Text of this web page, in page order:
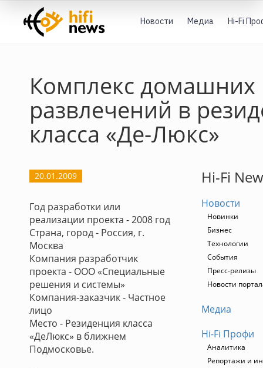
Новости Медиа Hi-Fi
Комплекс домашних
развлечений в
класса «Де-Люкс»
20.01.2009
Год разработки или
реализации проекта - 2008 год
Страна, город - Россия, г.
Москва
Компания разработчик
проекта - ООО «Специальные
решения и системы»
Компания-заказчик - Частное
лицо
Место - Резиденция класса
«ДеЛюкс» в ближнем
Подмосковье.
Hi-Fi
Новости
Новинки
Бизнес
Технологии
События
Пресс-релизы
Новости
Медиа
Hi-Fi Профи
Аналитика
Репортажи и